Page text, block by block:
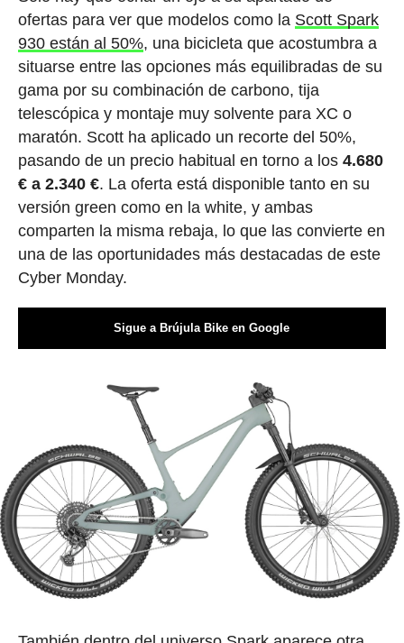
ofertas para ver que modelos como la Scott Spark
930 están al 50%, una bicicleta que acostumbra a
situarse entre las opciones más equilibradas de su
gama por su combinación de carbono, tija
telescópica y montaje muy solvente para XC o
maratón. Scott ha aplicado un recorte del 50%,
pasando de un precio habitual en torno a los 4.680
€ a 2.340 €. La oferta está disponible tanto en su
versión green como en la white, y ambas
comparten la misma rebaja, lo que las convierte en
una de las oportunidades más destacadas de este
Cyber Monday.
Sigue a Brújula Bike en Google